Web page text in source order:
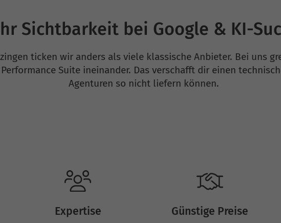
Sichtbarkeit bei Google & KI-
ticken wir anders als viele klassische Anbieter. Bei uns
Suite ineinander. Das verschafft dir einen
Agenturen so nicht liefern können.
Expertise Günstige Preise